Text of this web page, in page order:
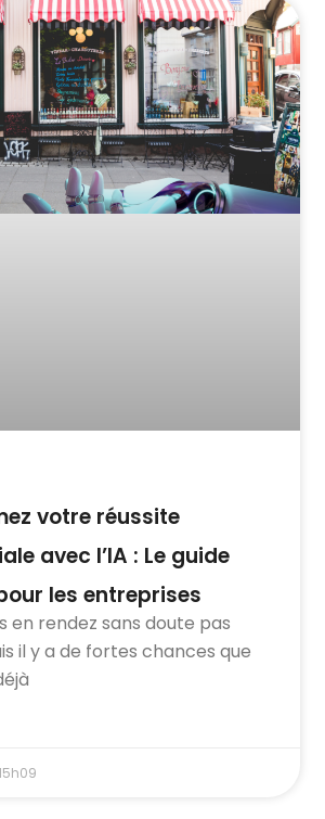
votre réussite
avec l’IA : Le guide
les entreprises
en rendez sans doute pas
il y a de fortes chances que